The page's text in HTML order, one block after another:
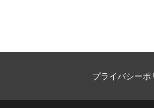
プライバシーポ